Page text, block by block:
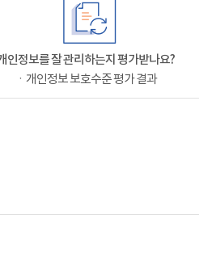
인정보를 잘 관리하는지 평가받나요?
ㆍ개인정보 보호수준 평가 결과